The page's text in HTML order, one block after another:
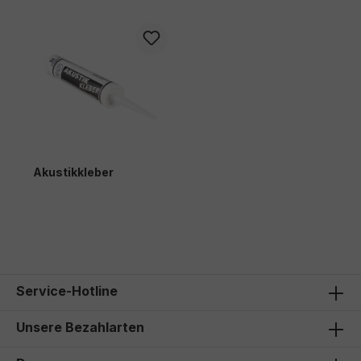
Akustikkleber
Service-Hotline
Unsere Bezahlarten